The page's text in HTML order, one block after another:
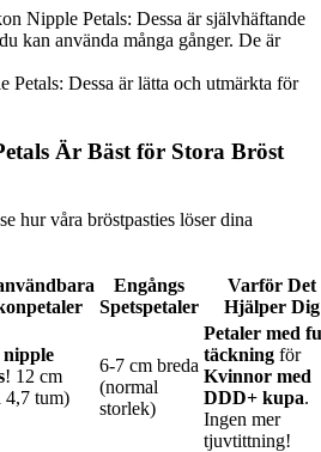
Nipple Petals: Dessa är självhäftande
kan använda många gånger. De är
Petals: Dessa är lätta och utmärkta för
Är Bäst för Stora Bröst
hur våra bröstpasties löser dina
Engångs
Spetspetaler
Varför Det
Hjälper Dig
! 12 cm
4,7 tum)
6-7 cm breda
(normal
storlek)
Petaler med
täckning för
Kvinnor med
DDD+ kupa.
Ingen mer
tjuvtittning!